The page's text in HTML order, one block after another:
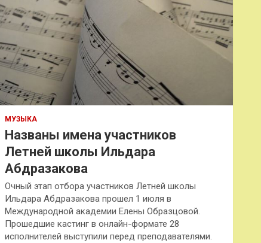
МУЗЫКА
Названы имена участников
Летней школы Ильдара
Абдразакова
Очный этап отбора участников Летней школы
Ильдара Абдразакова прошел 1 июля в
Международной академии Елены Образцовой.
Прошедшие кастинг в онлайн-формате 28
исполнителей выступили перед преподавателями.